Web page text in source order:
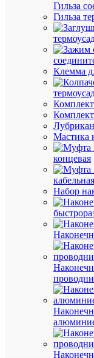
Гильза
Гильза
Клемма
Мастика
концевая
Набор